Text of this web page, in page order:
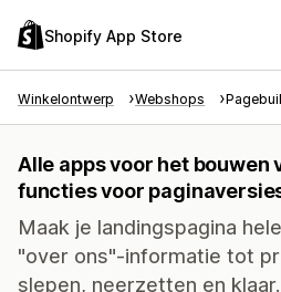
Shopify App Store
Winkelontwerp Webshops
Alle apps voor het bouwen
functies voor
Maak je landingspagina
"over ons"-informatie tot
slepen, neerzetten en klaar.